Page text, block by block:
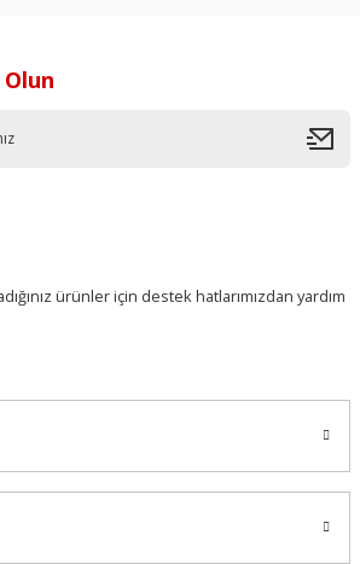
ürünler için destek hatlarımızdan yardım